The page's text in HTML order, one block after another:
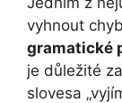
vyhnout
gramatické
je důležité
slovesa